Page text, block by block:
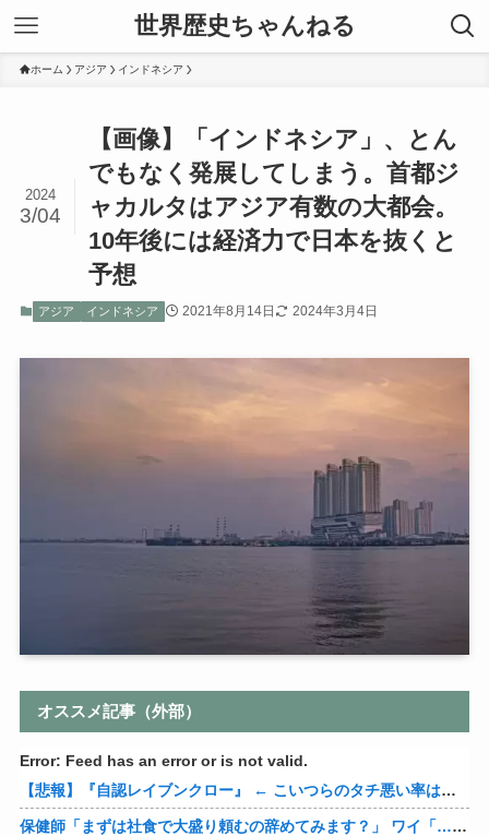
世界歴史ちゃんねる
ホーム アジア インドネシア
【画像】「インドネシア」、とん
でもなく発展してしまう。首都ジ
ャカルタはアジア有数の大都会。
10年後には経済力で日本を抜くと
予想
2024
3/04
アジア インドネシア 2021年8月14日 2024年3月4日
オススメ記事（外部）
Error: Feed has an error or is not valid.
【悲報】『自認レイブンクロー』 ← こいつらのタチ悪い率は異常
保健師「まずは社食で大盛り頼むの辞めてみます？」 ワイ「…食っちゃいけないものを売ってるのか？」